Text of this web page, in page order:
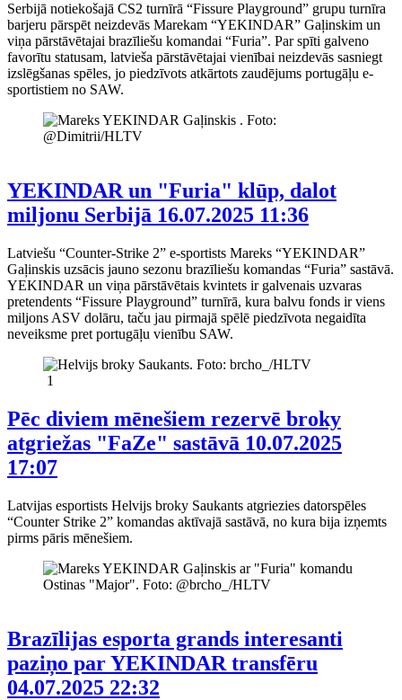
Serbijā notiekošajā CS2 turnīrā “Fissure Playground” grupu turnīra
barjeru pārspēt neizdevās Marekam “YEKINDAR” Gaļinskim un
viņa pārstāvētajai brazīliešu komandai “Furia”. Par spīti galveno
favorītu statusam, latvieša pārstāvētajai vienībai neizdevās sasniegt
izslēgšanas spēles, jo piedzīvots atkārtots zaudējums portugāļu e-
sportistiem no SAW.
YEKINDAR un "Furia" klūp, dalot
miljonu Serbijā 16.07.2025 11:36
Latviešu “Counter-Strike 2” e-sportists Mareks “YEKINDAR”
Gaļinskis uzsācis jauno sezonu brazīliešu komandas “Furia” sastāvā.
YEKINDAR un viņa pārstāvētais kvintets ir galvenais uzvaras
pretendents “Fissure Playground” turnīrā, kura balvu fonds ir viens
miljons ASV dolāru, taču jau pirmajā spēlē piedzīvota negaidīta
neveiksme pret portugāļu vienību SAW.
1
Pēc diviem mēnešiem rezervē broky
atgriežas "FaZe" sastāvā 10.07.2025
17:07
Latvijas esportists Helvijs broky Saukants atgriezies datorspēles
“Counter Strike 2” komandas aktīvajā sastāvā, no kura bija izņemts
pirms pāris mēnešiem.
Brazīlijas esporta grands interesanti
paziņo par YEKINDAR transfēru
04.07.2025 22:32